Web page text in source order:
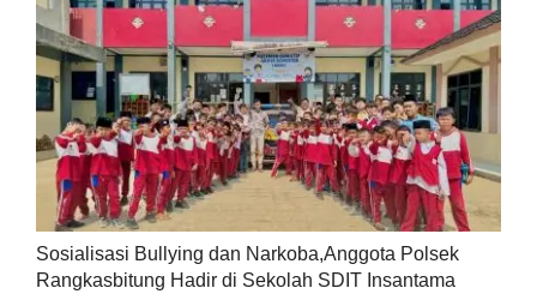
Sosialisasi Bullying dan Narkoba,Anggota Polsek
Rangkasbitung Hadir di Sekolah SDIT Insantama